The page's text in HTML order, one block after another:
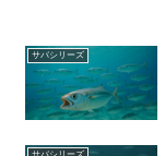
サバシリーズ